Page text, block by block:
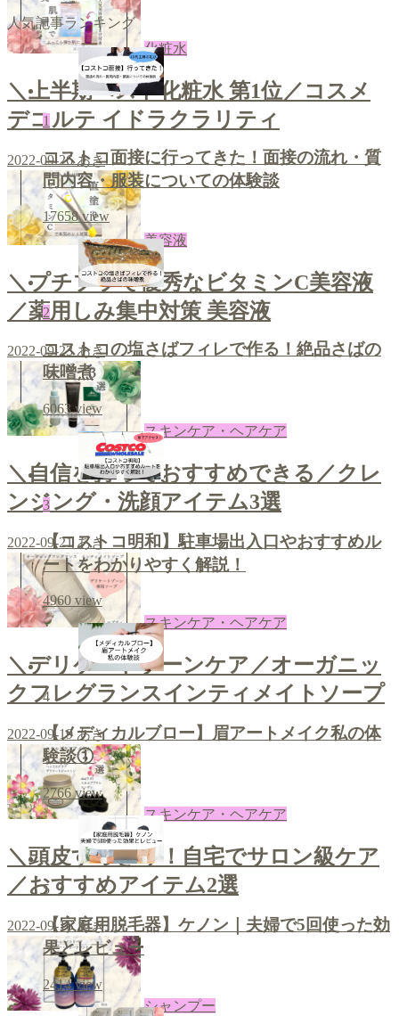
化粧水
＼上半期ベスト化粧水 第1位／コスメ
デコルテ イドラクラリティ
2022-09-26 あき
美容液
＼プチプラで優秀なビタミンC美容液
／薬用しみ集中対策 美容液
2022-09-23 あき
スキンケア・ヘアケア
＼自信を持っておすすめできる／クレ
ンジング・洗顔アイテム3選
2022-09-21 あき
スキンケア・ヘアケア
＼デリケートゾーンケア／オーガニッ
クフレグランスインティメイトソープ
2022-09-19 あき
スキンケア・ヘアケア
＼頭皮すっきり！自宅でサロン級ケア
／おすすめアイテム2選
2022-09-16 あき
シャンプー
人気記事ランキング
1
コストコ面接に行ってきた！面接の流れ・質
問内容・服装についての体験談
17658view
2
コストコの塩さばフィレで作る！絶品さばの
味噌煮
6063view
3
【コストコ明和】駐車場出入口やおすすめル
ートをわかりやすく解説！
4960 view
4
【メディカルブロー】眉アートメイク私の体
験談①
2766view
5
【家庭用脱毛器】ケノン｜夫婦で5回使った効
果とレビュー
2414view